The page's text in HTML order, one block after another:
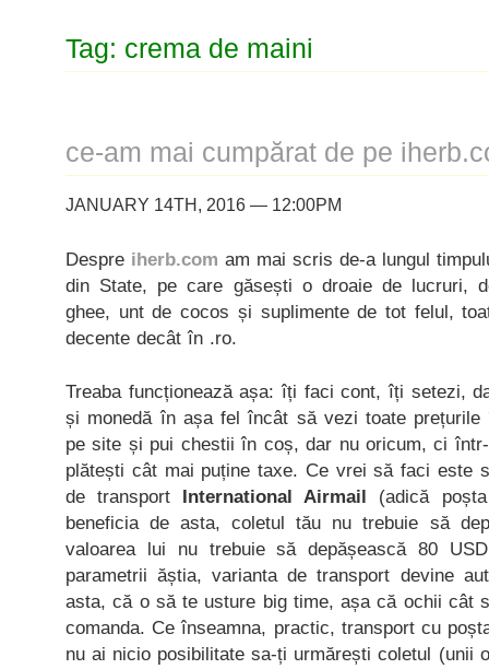
Tag: crema de maini
ce-am mai cumpărat de pe
JANUARY 14TH, 2016 — 12:00PM
Despre iherb.com am mai scris de-a lungul
din State, pe care găsești o droaie de lucruri,
ghee, unt de cocos și suplimente de tot felul,
decente decât în .ro.
Treaba funcționează așa: îți faci cont, îți setezi,
și monedă în așa fel încât să vezi toate
pe site și pui chestii în coș, dar nu oricum, ci
plătești cât mai puține taxe. Ce vrei să faci este
de transport International Airmail (adică
beneficia de asta, coletul tău nu trebuie să
valoarea lui nu trebuie să depășească 80
parametrii ăștia, varianta de transport devine
asta, că o să te usture big time, așa că ochii cât
comanda. Ce înseamna, practic, transport cu
nu ai nicio posibilitate sa-ți urmărești coletul (unii